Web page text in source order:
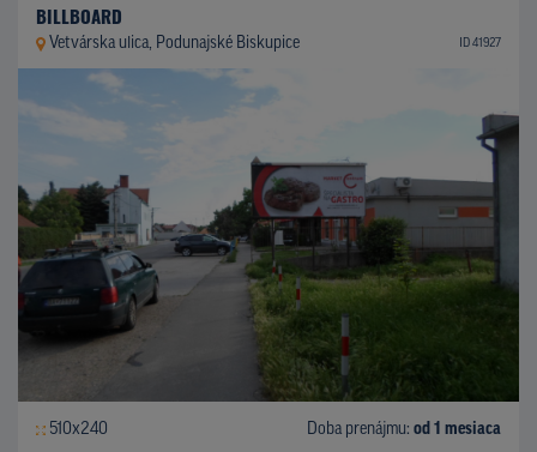
BILLBOARD
Vetvárska ulica, Podunajské Biskupice ID 41927
510x240 Doba prenájmu: od 1 mesiaca